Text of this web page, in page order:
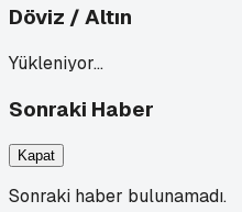
Döviz / Altın
Yükleniyor…
Sonraki Haber
Kapat
Sonraki haber bulunamadı.